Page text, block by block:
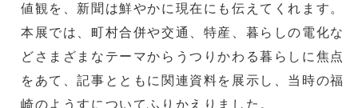
値観を、新聞は鮮やかに現在にも伝えてくれます。
本展では、町村合併や交通、特産、暮らしの電化な
どさまざまなテーマからうつりかわる暮らしに焦点
をあて、記事とともに関連資料を展示し、当時の福
崎のようすについてふりかえりました。